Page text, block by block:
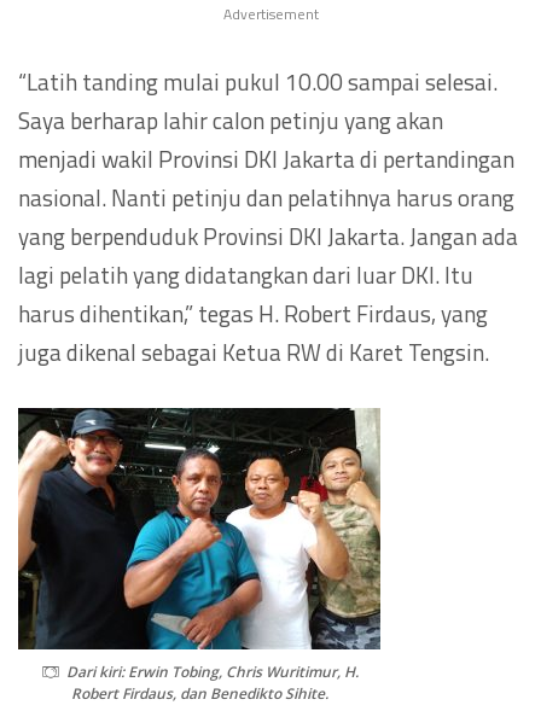
Advertisement
“Latih tanding mulai pukul 10.00 sampai selesai.
Saya berharap lahir calon petinju yang akan
menjadi wakil Provinsi DKI Jakarta di pertandingan
nasional. Nanti petinju dan pelatihnya harus orang
yang berpenduduk Provinsi DKI Jakarta. Jangan ada
lagi pelatih yang didatangkan dari luar DKI. Itu
harus dihentikan,” tegas H. Robert Firdaus, yang
juga dikenal sebagai Ketua RW di Karet Tengsin.
Dari kiri: Erwin Tobing, Chris Wuritimur, H.
Robert Firdaus, dan Benedikto Sihite.